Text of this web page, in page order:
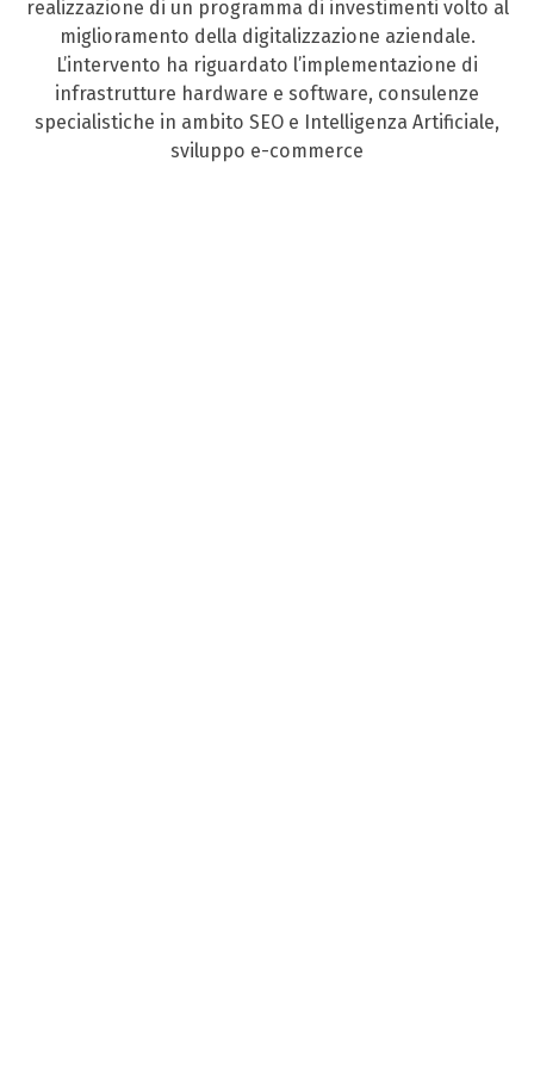
realizzazione di un programma di investimenti volto al
miglioramento della digitalizzazione aziendale.
L’intervento ha riguardato l’implementazione di
infrastrutture hardware e software, consulenze
specialistiche in ambito SEO e Intelligenza Artificiale,
sviluppo e-commerce